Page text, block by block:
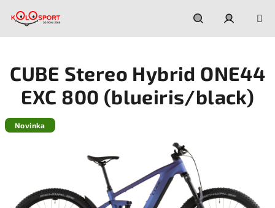
Hľadať
CUBE Stereo Hybrid ONE44
EXC 800 (blueiris/black)
Novinka